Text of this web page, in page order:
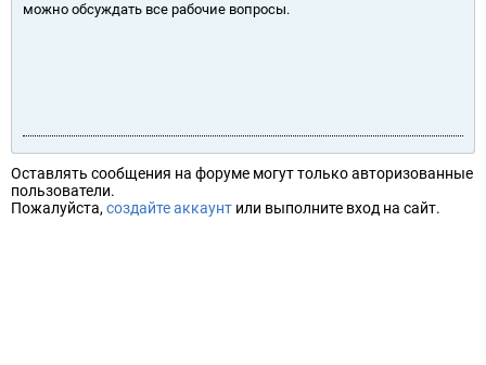
можно обсуждать все рабочие вопросы.
Оставлять сообщения на форуме могут только авторизованные
пользователи.
Пожалуйста, создайте аккаунт или выполните вход на сайт.